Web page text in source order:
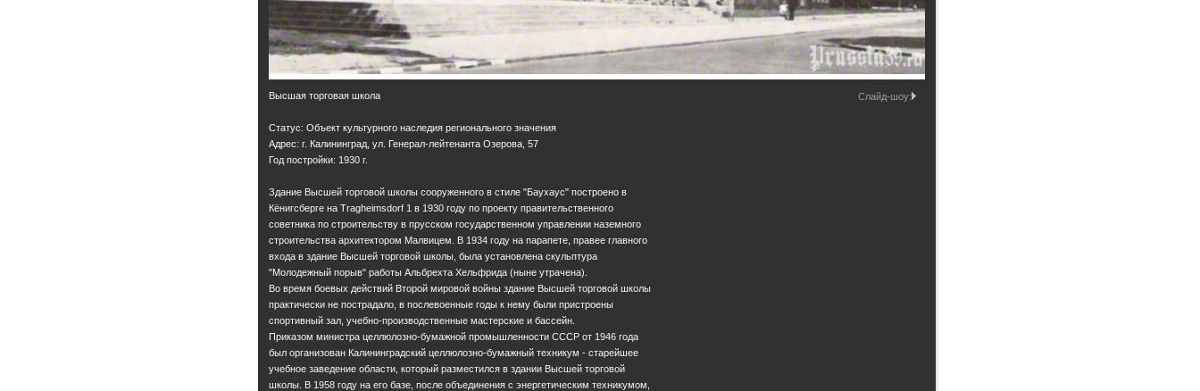
сооружения
Мосты
Высшая торговая школа
Статус: Объект культурного наследия регионального значения
Адрес: г. Калининград, ул. Генерал-лейтенанта Озерова, 57
Год постройки: 1930 г.
Здание Высшей торговой школы сооруженного в стиле "Баухаус" построено в
Кёнигсберге на Tragheimsdorf 1 в 1930 году по проекту правительственного
советника по строительству в прусском государственном управлении наземного
строительства архитектором Малвицем. В 1934 году на парапете, правее главного
входа в здание Высшей торговой школы, была установлена скульптура
"Молодежный порыв" работы Альбрехта Хельфрида (ныне утрачена).
Во время боевых действий Второй мировой войны здание Высшей торговой школы
практически не пострадало, в послевоенные годы к нему были пристроены
спортивный зал, учебно-производственные мастерские и бассейн.
Приказом министра целлюлозно-бумажной промышленности СССР от 1946 года
был организован Калининградский целлюлозно-бумажный техникум - старейшее
учебное заведение области, который разместился в здании Высшей торговой
школы. В 1958 году на его базе, после объединения с энергетическим техникумом,
Слайд-шоу: